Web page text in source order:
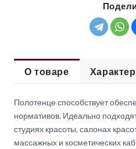
О товаре
Полотенце способствует
нормативов. Идеально
студиях красоты, салонах
массажных и косметических